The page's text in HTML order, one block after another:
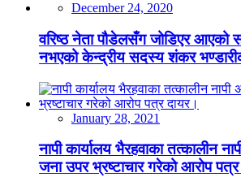
December 24, 2020
वरिष्ठ नेता पौडेलसँग जोडिएर आएको
नभएको केन्द्रीय सदस्य शंकर
January 28, 2021
नापी कार्यालय भैरहवाका तत्कालीन
जना उपर भ्रष्टाचार गरेको आरोप पत्र